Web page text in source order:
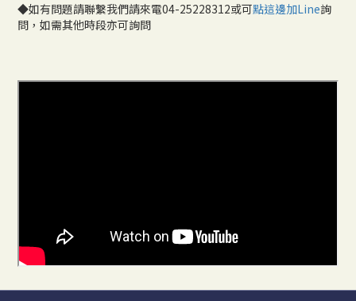
◆如有問題請聯繫我們請來電04-25228312或可點這邊加Line詢
問，如需其他時段亦可詢問